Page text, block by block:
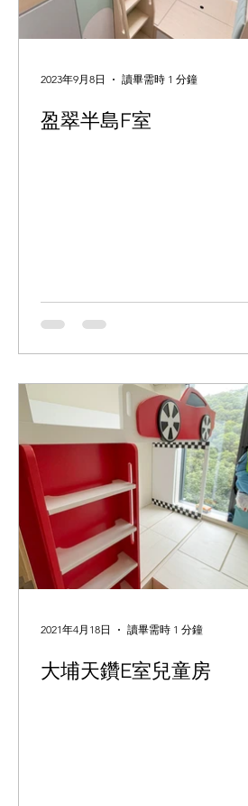
盈翠半島F室
2023年9月8日 讀畢需時 1 分鐘
大埔天鑽E室兒童房
2021年4月18日 讀畢需時 1 分鐘